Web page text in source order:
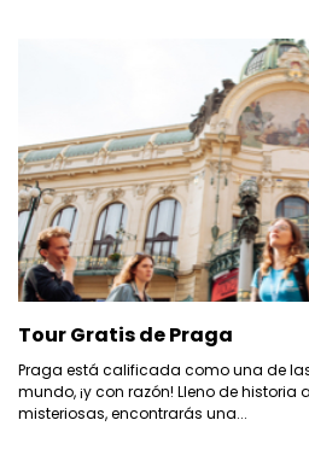
Tour Gratis de Praga
Praga está calificada como una de
mundo, ¡y con razón! Lleno de historia
misteriosas, encontrarás una...